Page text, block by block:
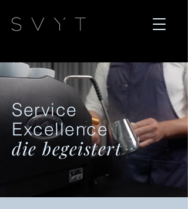
Service
Excellence
die begeistert